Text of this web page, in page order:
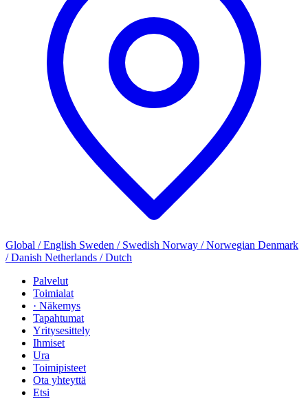
Global / English Sweden / Swedish Norway / Norwegian Denmark
/ Danish Netherlands / Dutch
Palvelut
Toimialat
· Näkemys
Tapahtumat
Yritysesittely
Ihmiset
Ura
Toimipisteet
Ota yhteyttä
Etsi